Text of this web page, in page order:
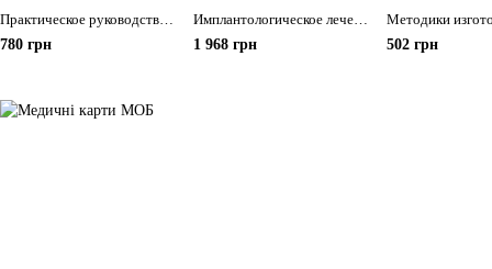
Практическое руководство по ортодонтической диагностике
780 грн
Имплантологическое лечение:эстетические аспекты работы с мягкими тканями
1 968 грн
502 грн